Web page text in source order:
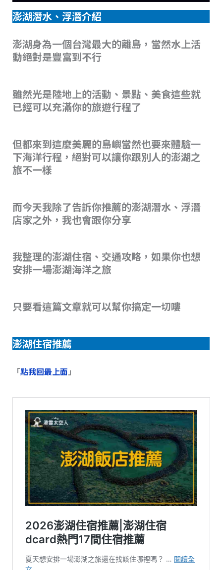
澎湖潛水、浮潛介紹
澎湖身為一個台灣最大的離島，當然水上活
動絕對是豐富到不行
雖然光是陸地上的活動、景點、美食這些就
已經可以充滿你的旅遊行程了
但都來到這麼美麗的島嶼當然也要來體驗一
下海洋行程，絕對可以讓你跟別人的澎湖之
旅不一樣
而今天我除了告訴你推薦的澎湖潛水、浮潛
店家之外，我也會跟你分享
我整理的澎湖住宿、交通攻略，如果你也想
安排一場澎湖海洋之旅
只要看這篇文章就可以幫你搞定一切嘍
澎湖住宿推薦
「點我回最上面」